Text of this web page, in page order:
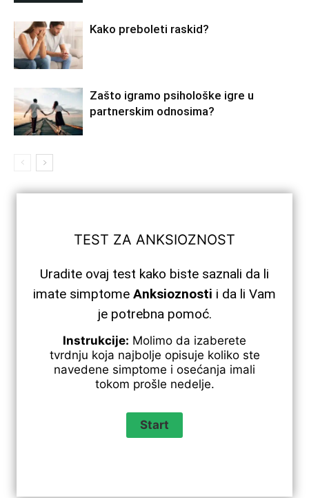
Kako preboleti raskid?
Zašto igramo psihološke igre u
partnerskim odnosima?
TEST ZA ANKSIOZNOST
Uradite ovaj test kako biste saznali da li
imate simptome Anksioznosti i da li Vam
je potrebna pomoć.
Instrukcije: Molimo da izaberete
tvrdnju koja najbolje opisuje koliko ste
navedene simptome i osećanja imali
tokom prošle nedelje.